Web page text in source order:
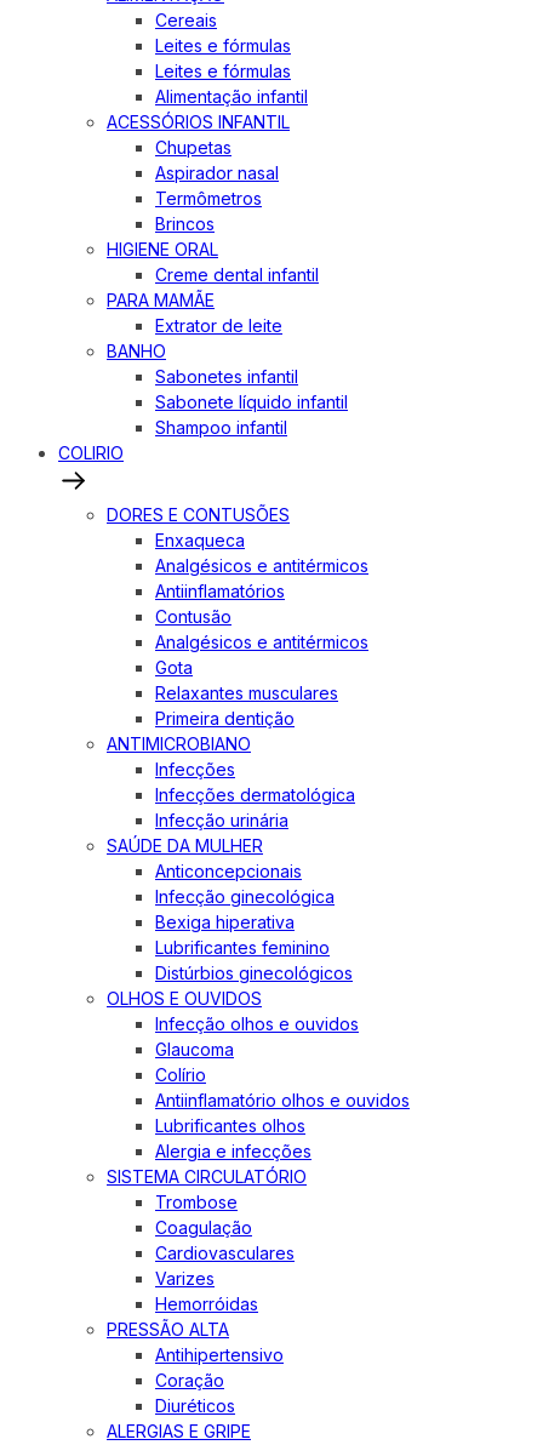
Cereais
Leites e fórmulas
Leites e fórmulas
Alimentação infantil
ACESSÓRIOS INFANTIL
Chupetas
Aspirador nasal
Termômetros
Brincos
HIGIENE ORAL
Creme dental infantil
PARA MAMÃE
Extrator de leite
BANHO
Sabonetes infantil
Sabonete líquido infantil
Shampoo infantil
COLIRIO
DORES E CONTUSÕES
Enxaqueca
Analgésicos e antitérmicos
Antiinflamatórios
Contusão
Analgésicos e antitérmicos
Gota
Relaxantes musculares
Primeira dentição
ANTIMICROBIANO
Infecções
Infecções dermatológica
Infecção urinária
SAÚDE DA MULHER
Anticoncepcionais
Infecção ginecológica
Bexiga hiperativa
Lubrificantes feminino
Distúrbios ginecológicos
OLHOS E OUVIDOS
Infecção olhos e ouvidos
Glaucoma
Colírio
Antiinflamatório olhos e ouvidos
Lubrificantes olhos
Alergia e infecções
SISTEMA CIRCULATÓRIO
Trombose
Coagulação
Cardiovasculares
Varizes
Hemorróidas
PRESSÃO ALTA
Antihipertensivo
Coração
Diuréticos
ALERGIAS E GRIPE